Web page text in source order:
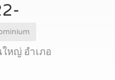
หญ่ อำเภอ